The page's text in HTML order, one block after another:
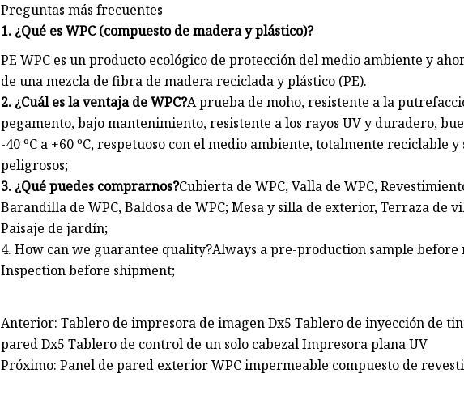
Preguntas más frecuentes
1. ¿Qué es WPC (compuesto de madera y plástico)?
PE WPC es un producto ecológico de protección del medio ambiente y
de una mezcla de fibra de madera reciclada y plástico (PE).
2. ¿Cuál es la ventaja de WPC?A prueba de moho, resistente a la
pegamento, bajo mantenimiento, resistente a los rayos UV y duradero,
-40 ºC a +60 ºC, respetuoso con el medio ambiente, totalmente reciclable
peligrosos;
3. ¿Qué puedes comprarnos?Cubierta de WPC, Valla de WPC,
Barandilla de WPC, Baldosa de WPC; Mesa y silla de exterior, Terraza de
Paisaje de jardín;
4. How can we guarantee quality?Always a pre-production sample
Inspection before shipment;
Anterior: Tablero de impresora de imagen Dx5 Tablero de inyección de
pared Dx5 Tablero de control de un solo cabezal Impresora plana UV
Próximo: Panel de pared exterior WPC impermeable compuesto de